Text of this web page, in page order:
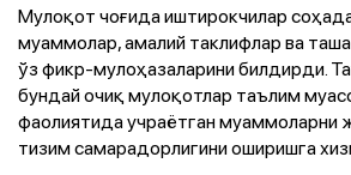
Мулоқот чоғида иштирокчилар
муаммолар, амалий таклифлар ва
ўз фикр-мулоҳазаларини билдирди.
бундай очиқ мулоқотлар таълим
фаолиятида учраётган муаммоларни
тизим самарадорлигини оширишга